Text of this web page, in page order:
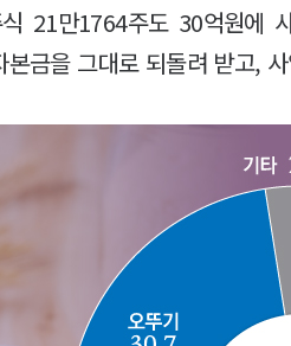
21만1764주도 30억원에
금을 그대로 되돌려 받고,